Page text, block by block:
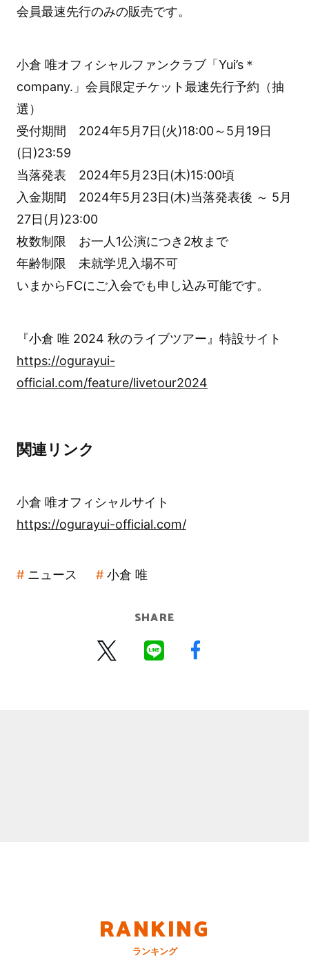
会員最速先行のみの販売です。
小倉 唯オフィシャルファンクラブ「Yui’s＊
company.」会員限定チケット最速先行予約（抽
選）
受付期間 2024年5月7日(火)18:00～5月19日
(日)23:59
当落発表 2024年5月23日(木)15:00頃
入金期間 2024年5月23日(木)当落発表後 ～ 5月
27日(月)23:00
枚数制限 お一人1公演につき2枚まで
年齢制限 未就学児入場不可
いまからFCにご入会でも申し込み可能です。
『小倉 唯 2024 秋のライブツアー』特設サイト
https://ogurayui-
official.com/feature/livetour2024
関連リンク
小倉 唯オフィシャルサイト
https://ogurayui-official.com/
ニュース 小倉 唯
SHARE
RANKING
ランキング